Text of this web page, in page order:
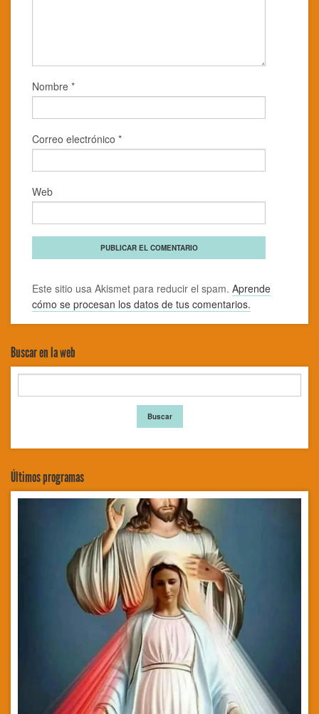
Nombre *
Correo electrónico *
Web
Este sitio usa Akismet para reducir el spam. Aprende
cómo se procesan los datos de tus comentarios.
Buscar en la web
Últimos programas